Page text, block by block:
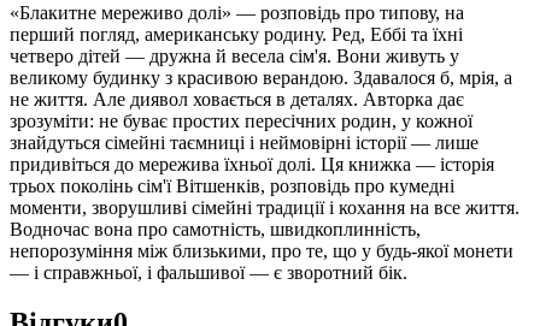
«Блакитне мереживо долі» — розповідь про типову, на
перший погляд, американську родину. Ред, Еббі та їхні
четверо дітей — дружна й весела сім'я. Вони живуть у
великому будинку з красивою верандою. Здавалося б, мрія, а
не життя. Але диявол ховається в деталях. Авторка дає
зрозуміти: не буває простих пересічних родин, у кожної
знайдуться сімейні таємниці і неймовірні історії — лише
придивіться до мережива їхньої долі. Ця книжка — історія
трьох поколінь сім'ї Вітшенків, розповідь про кумедні
моменти, зворушливі сімейні традиції і кохання на все життя.
Водночас вона про самотність, швидкоплинність,
непорозуміння між близькими, про те, що у будь-якої монети
— і справжньої, і фальшивої — є зворотний бік.